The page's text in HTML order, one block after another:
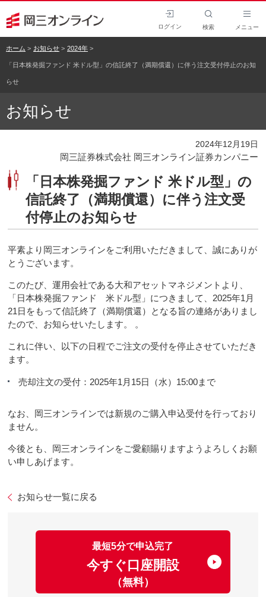
ログイン 検索 メニュー
ホーム お知らせ 2024年
「日本株発掘ファンド 米ドル型」の信託終了（満期償還）に伴う注文受付停止のお知
らせ
お知らせ
2024年12月19日
岡三証券株式会社 岡三オンライン証券カンパニー
「日本株発掘ファンド 米ドル型」の
信託終了（満期償還）に伴う注文受
付停止のお知らせ
平素より岡三オンラインをご利用いただきまして、誠にありが
とうございます。
このたび、運用会社である大和アセットマネジメントより、
「日本株発掘ファンド 米ドル型」につきまして、2025年1月
21日をもって信託終了（満期償還）となる旨の連絡がありまし
たので、お知らせいたします。 。
これに伴い、以下の日程でご注文の受付を停止させていただき
ます。
売却注文の受付：2025年1月15日（水）15:00まで
なお、岡三オンラインでは新規のご購入申込受付を行っており
ません。
今後とも、岡三オンラインをご愛顧賜りますようよろしくお願
い申しあげます。
お知らせ一覧に戻る
最短5分で申込完了
今すぐ口座開設
（無料）